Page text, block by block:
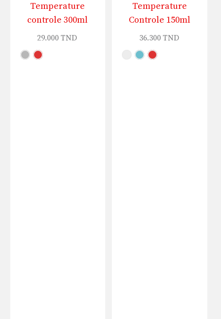
Temperature
controle 300ml
29.000 TND
Temperature
Controle 150ml
36.300 TND